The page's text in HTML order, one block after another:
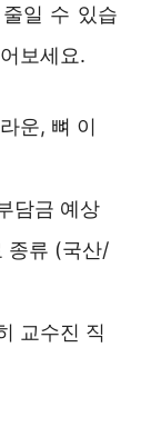
일 수 있습
보세요.
운, 뼈 이
담금 예상
종류 (국산/
교수진 직